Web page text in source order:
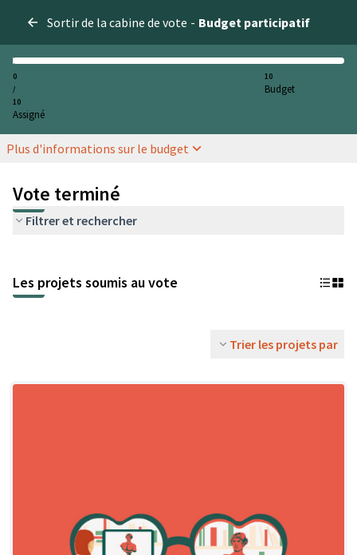
Sortir de la cabine de vote - Budget participatif
0
/
10
Assigné
10
Budget
Plus d'informations sur le budget
Vote terminé
Filtrer et rechercher
Les projets soumis au vote
Trier les projets par